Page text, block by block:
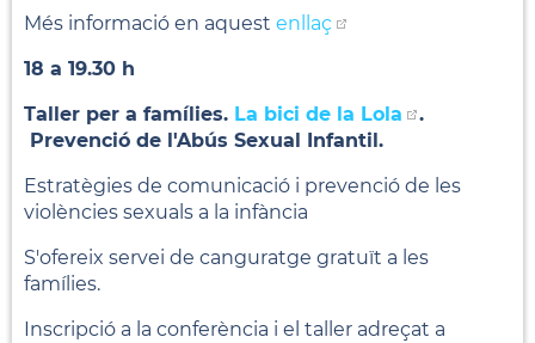
Més informació en aquest enllaç
18 a 19.30 h
Taller per a famílies. La bici de la Lola
.
Prevenció de l'Abús Sexual Infantil.
Estratègies de comunicació i prevenció de les
violències sexuals a la infància
S'ofereix servei de canguratge gratuït a les
famílies.
Inscripció a la conferència i el taller adreçat a